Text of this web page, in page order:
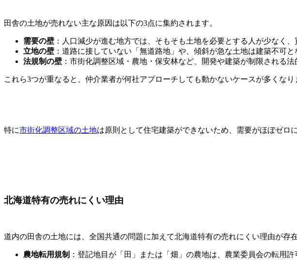
田舎の土地が売れない主な原因は以下の3点に集約されます。
需要の壁 ：人口減少が進む地方では、そもそも土地を必要とする人が少なく
立地の壁 ：道路に接していない「無道路地」や、傾斜が急な土地は建築不可
法規制の壁 ：市街化調整区域・農地・保安林など、開発や建築が制限される
これら3つが重なると、仲介業者が何社アプローチしても動かないケースが多くなり
特に市街化調整区域の土地は原則として住宅建築ができないため、需要がほぼゼロ
北海道特有の売れにくい理由
道内の田舎の土地には、全国共通の問題に加えて北海道特有の売れにくい理由が存在
農地転用規制 ：登記地目が「田」または「畑」の農地は、農業委員会の転用